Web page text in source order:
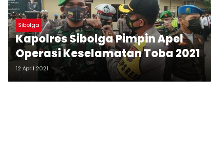
Sibolga
Kapolres Sibolga Pimpin Apel
Operasi Keselamatan Toba 2021
12 April 2021